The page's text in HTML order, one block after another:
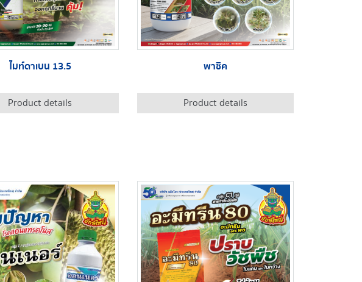
ไมท์ดาเบน 13.5
Product details
พาซิค
Product details